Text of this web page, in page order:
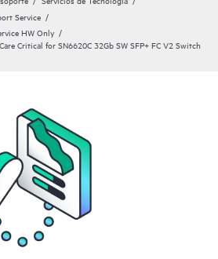
Service
HW Only
Critical for SN6620C 32Gb SW SFP+ FC V2 Switch